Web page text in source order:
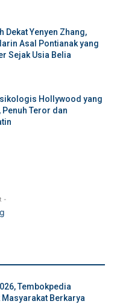
Dekat Yenyen Zhang,
Asal Pontianak yang
Sejak Usia Belia
Hollywood yang
Teror dan
-
Tembokpedia
Masyarakat Berkarya